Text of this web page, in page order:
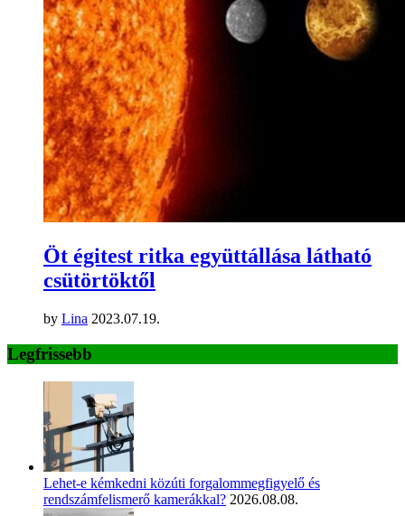
Öt égitest ritka együttállása látható
csütörtöktől
by Lina 2023.07.19.
Legfrissebb
Lehet-e kémkedni közúti forgalommegfigyelő és
rendszámfelismerő kamerákkal? 2026.08.08.